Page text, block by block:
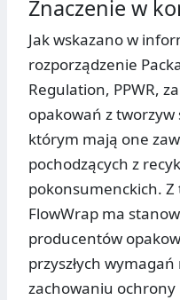
Znaczenie w
Jak wskazano w
rozporządzenie
Regulation, PPWR,
opakowań z
którym mają one
pochodzących z
pokonsumenckich.
FlowWrap ma
producentów
przyszłych
zachowaniu